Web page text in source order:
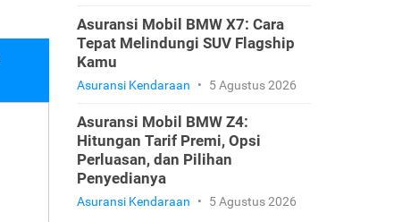
Asuransi Mobil BMW X7: Cara
Tepat Melindungi SUV Flagship
Kamu
Asuransi Kendaraan • 5 Agustus 2026
Asuransi Mobil BMW Z4:
Hitungan Tarif Premi, Opsi
Perluasan, dan Pilihan
Penyedianya
Asuransi Kendaraan • 5 Agustus 2026